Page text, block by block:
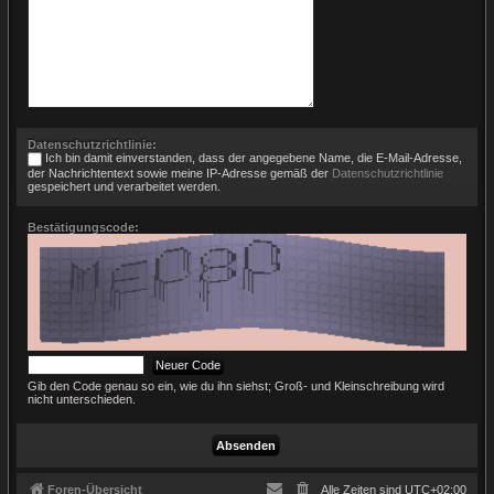
Datenschutzrichtlinie:
Ich bin damit einverstanden, dass der angegebene Name, die E-Mail-Adresse,
der Nachrichtentext sowie meine IP-Adresse gemäß der Datenschutzrichtlinie
gespeichert und verarbeitet werden.
Bestätigungscode:
Gib den Code genau so ein, wie du ihn siehst; Groß- und Kleinschreibung wird
nicht unterschieden.
Foren-Übersicht Alle Zeiten sind UTC+02:00